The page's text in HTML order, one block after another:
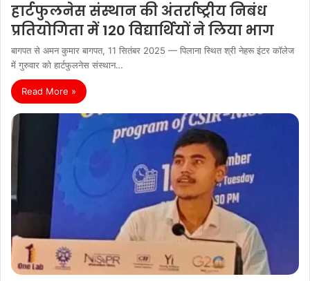
हार्टफुलनेस संस्थान की अंतर्राष्ट्रीय निबंध
प्रतियोगिता में 120 विद्यार्थियों ने लिया भाग
बागपत से अमन कुमार बागपत, 11 सितंबर 2025 — पिलाना स्थित श्री नेहरू इंटर कॉलेज
में गुरुवार को हार्टफुलनेस संस्थान…
Read More »